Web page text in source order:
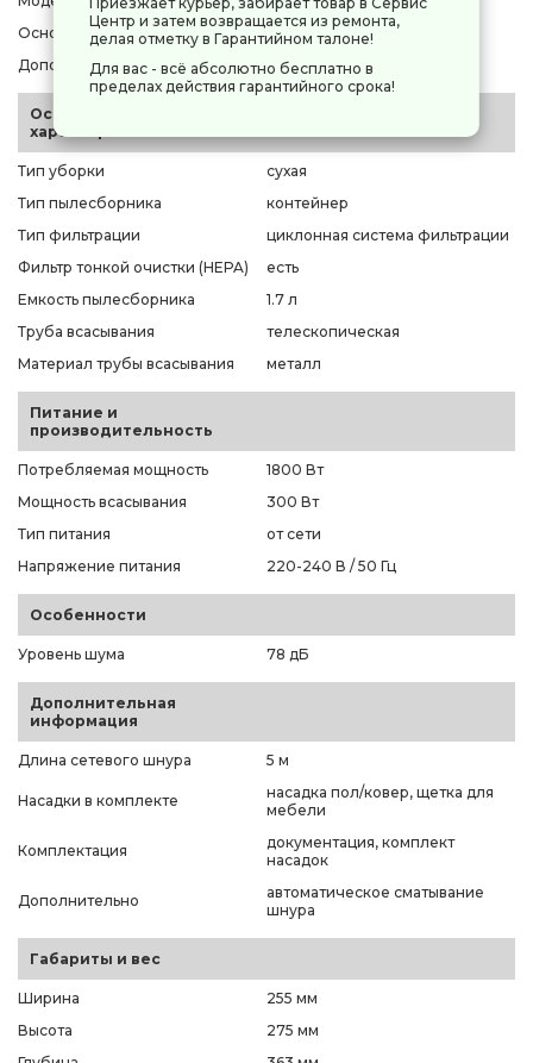
Основной цвет
черный
Дополнительные цвета
желтый
Основные
характеристики
Тип уборки
сухая
Тип пылесборника
контейнер
Тип фильтрации
циклонная система фильтрации
Фильтр тонкой очистки (HEPA)
есть
Емкость пылесборника
1.7 л
Труба всасывания
телескопическая
Материал трубы всасывания
металл
Питание и
производительность
Потребляемая мощность
1800 Вт
Мощность всасывания
300 Вт
Тип питания
от сети
Напряжение питания
220-240 В / 50 Гц
Особенности
Уровень шума 78 дБ
Дополнительная
информация
Длина сетевого шнура 5 м
Насадки в комплекте
насадка пол/ковер, щетка для
мебели
Комплектация
документация, комплект
насадок
Дополнительно
автоматическое сматывание
шнура
Габариты и вес
Ширина
255 мм
Высота
275 мм
Центр и затем возвращается из ремонта,
делая отметку в Гарантийном талоне!
Для вас - всё абсолютно бесплатно в
пределах действия гарантийного срока!